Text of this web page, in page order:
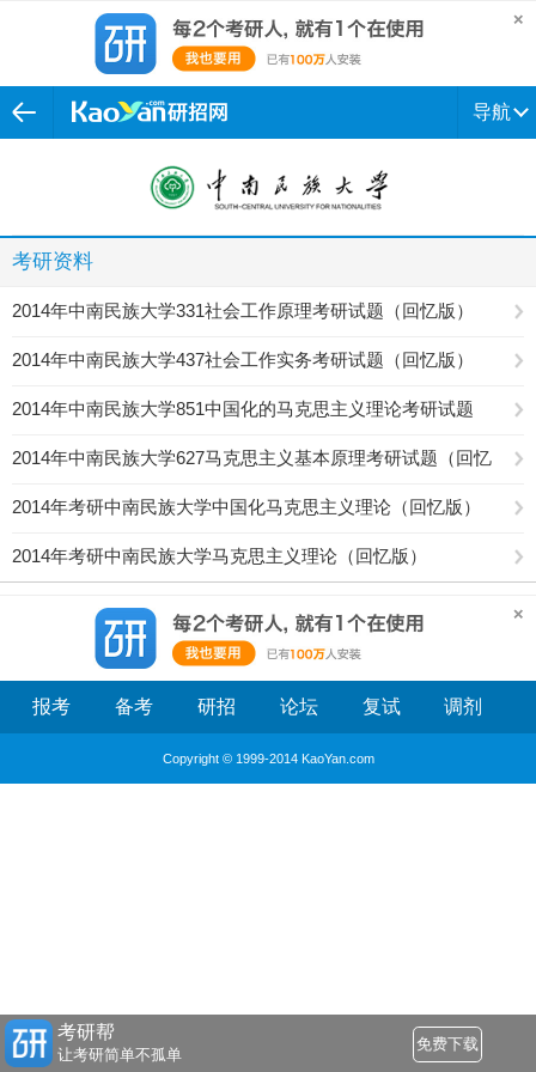
导航
考研资料
2014年中南民族大学331社会工作原理考研试题（回忆版）
2014年中南民族大学437社会工作实务考研试题（回忆版）
2014年中南民族大学851中国化的马克思主义理论考研试题
（回忆版）
2014年中南民族大学627马克思主义基本原理考研试题（回忆
版）
2014年考研中南民族大学中国化马克思主义理论（回忆版）
2014年考研中南民族大学马克思主义理论（回忆版）
报考 备考 研招 论坛 复试 调剂
Copyright © 1999-2014 KaoYan.com
考研帮
让考研简单不孤单
免费下载